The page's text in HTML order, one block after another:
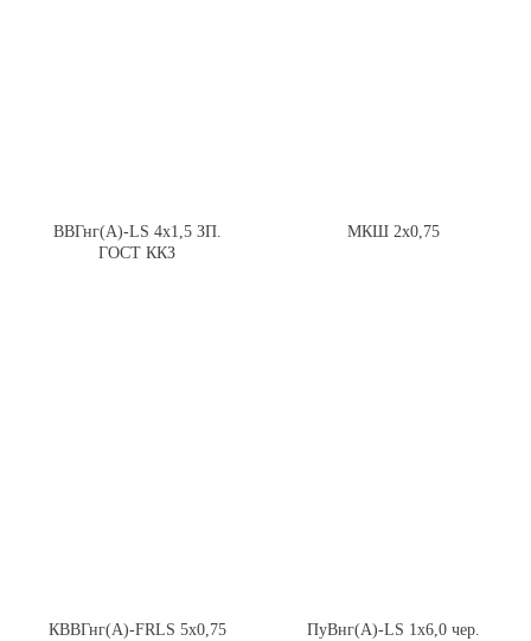
ВВГнг(А)-LS 4х1,5 ЗП.
ГОСТ ККЗ
МКШ 2х0,75
КВВГнг(А)-FRLS 5х0,75
ПуВнг(А)-LS 1х6,0 чер.